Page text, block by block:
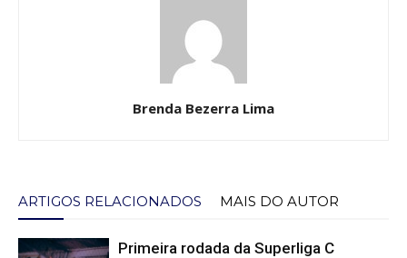
Brenda Bezerra Lima
ARTIGOS RELACIONADOS MAIS DO AUTOR
Primeira rodada da Superliga C